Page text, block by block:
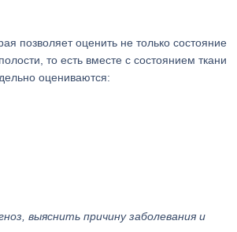
позволяет оценить не только состояние
то есть вместе с состоянием ткани
оцениваются:
выяснить причину заболевания и